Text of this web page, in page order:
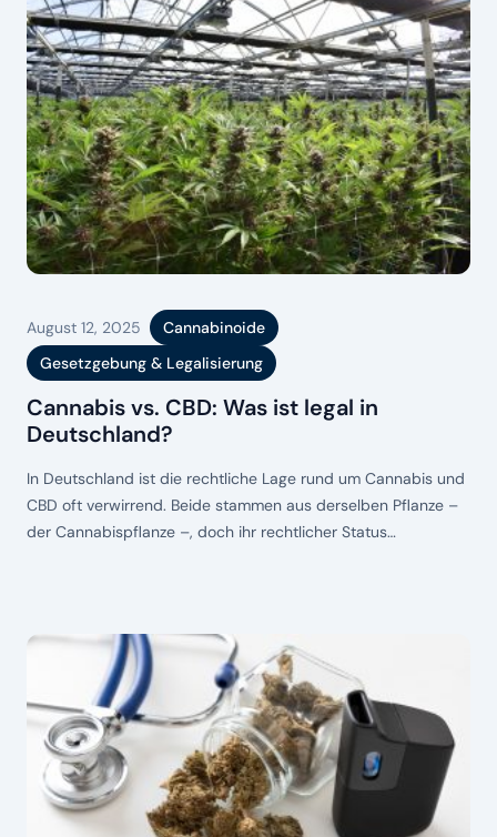
August 12, 2025
Cannabinoide
Gesetzgebung & Legalisierung
Cannabis vs. CBD: Was ist legal in
Deutschland?
In Deutschland ist die rechtliche Lage rund um Cannabis und
CBD oft verwirrend. Beide stammen aus derselben Pflanze –
der Cannabispflanze –, doch ihr rechtlicher Status
Fällen frei verkäuflich – allerdings mit